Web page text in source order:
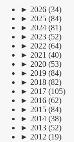
► 2026 (34)
► 2025 (84)
► 2024 (81)
► 2023 (52)
► 2022 (64)
► 2021 (40)
► 2020 (53)
► 2019 (84)
► 2018 (82)
► 2017 (105)
► 2016 (62)
► 2015 (84)
► 2014 (38)
► 2013 (52)
► 2012 (19)